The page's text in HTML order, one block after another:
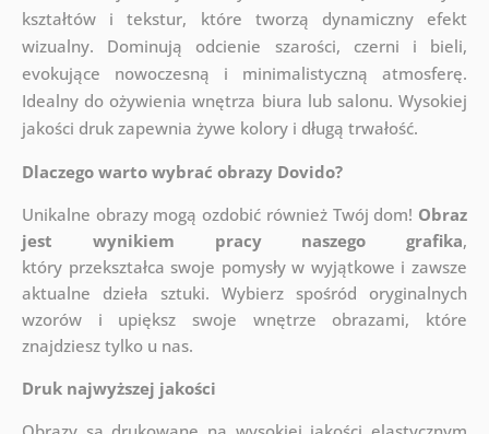
kształtów i tekstur, które tworzą dynamiczny efekt
wizualny. Dominują odcienie szarości, czerni i bieli,
evokujące nowoczesną i minimalistyczną atmosferę.
Idealny do ożywienia wnętrza biura lub salonu. Wysokiej
jakości druk zapewnia żywe kolory i długą trwałość.
Dlaczego warto wybrać obrazy Dovido?
Unikalne obrazy mogą ozdobić również Twój dom! Obraz
jest wynikiem pracy naszego grafika,
który przekształca swoje pomysły w wyjątkowe i zawsze
aktualne dzieła sztuki. Wybierz spośród oryginalnych
wzorów i upiększ swoje wnętrze obrazami, które
znajdziesz tylko u nas.
Druk najwyższej jakości